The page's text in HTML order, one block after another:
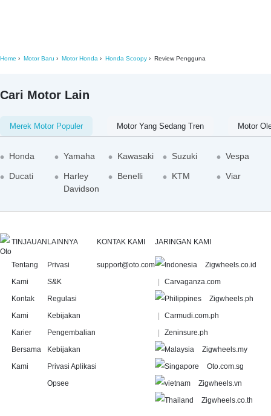
Home Motor Baru Motor Honda Honda Scoopy Review Pengguna
Cari Motor Lain
Merek Motor Populer Motor Yang Sedang Tren Motor
Honda Yamaha Kawasaki Suzuki Vespa
Ducati
Harley
Davidson
Benelli KTM Viar
TINJAUAN
Tentang
Kami
Kontak
Kami
Karier
Bersama
Kami
LAINNYA
Privasi
S&K
Regulasi
Kebijakan
Pengembalian
Kebijakan
Privasi Aplikasi
Opsee
KONTAK KAMI
support@oto.com
JARINGAN KAMI
Zigwheels.co.id
Carvaganza.com
Zigwheels.ph
Carmudi.com.ph
Zeninsure.ph
Zigwheels.my
Oto.com.sg
Zigwheels.vn
Zigwheels.co.th